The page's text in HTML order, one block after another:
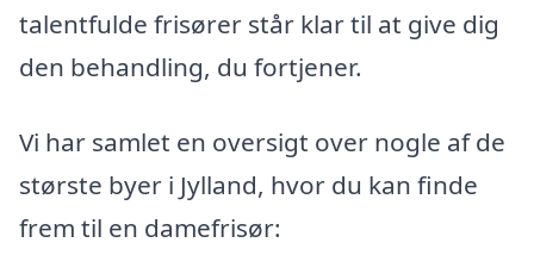
talentfulde frisører står klar til at give dig
den behandling, du fortjener.
Vi har samlet en oversigt over nogle af de
største byer i Jylland, hvor du kan finde
frem til en damefrisør: